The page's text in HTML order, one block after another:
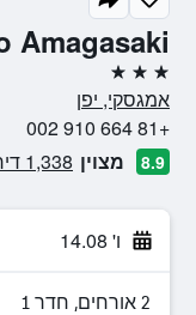
Amagasaki
3 כוכבים
אמגסקי, יפן
+81 664 910 002
8.9 מצוין 1,338 דירוגים מאומתים
ו' 14.08
2 אורחים, חדר 1